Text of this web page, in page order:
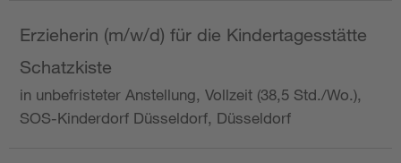
Erzieherin (m/w/d) für die Kindertagesstätte
Schatzkiste
in unbefristeter Anstellung, Vollzeit (38,5 Std./Wo.),
SOS-Kinderdorf Düsseldorf, Düsseldorf